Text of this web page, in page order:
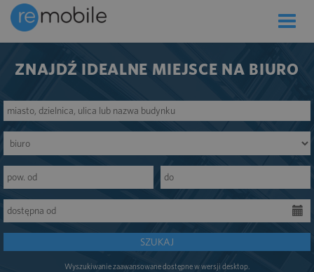
Toggle
ZNAJDŹ IDEALNE MIEJSCE NA BIURO
SZUKAJ
Wyszukiwanie zaawansowane dostępne w wersji desktop.